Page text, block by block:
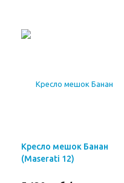
Кресло мешок Банан
(Maserati 12)